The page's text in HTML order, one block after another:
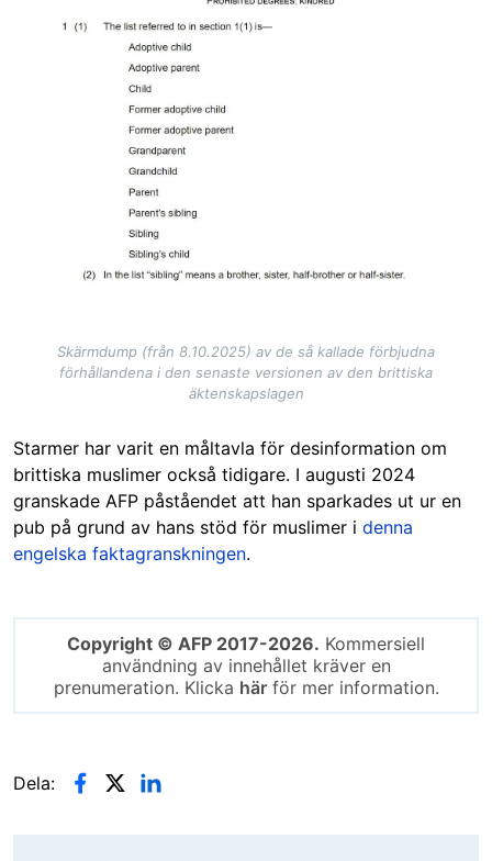
Skärmdump (från 8.10.2025) av de så kallade förbjudna
förhållandena i den senaste versionen av den brittiska
äktenskapslagen
Starmer har varit en måltavla för desinformation om
brittiska muslimer också tidigare. I augusti 2024
granskade AFP påståendet att han sparkades ut ur en
pub på grund av hans stöd för muslimer i denna
engelska faktagranskningen.
Copyright © AFP 2017-2026. Kommersiell
användning av innehållet kräver en
prenumeration. Klicka härför mer information.
Dela: